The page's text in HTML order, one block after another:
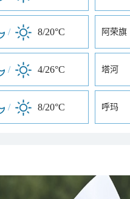
/ 8/20°C 阿荣旗
/ 4/26°C 塔河
/ 8/20°C 呼玛